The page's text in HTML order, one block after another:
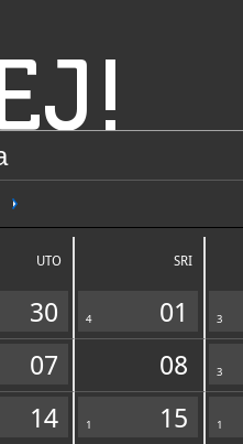
UTO SRI
30 4 01 3
07 08 3
14 1 15 1
-